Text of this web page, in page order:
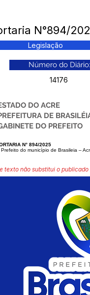
N°894/
Legislação
Número do Diário:
14176
DO ACRE
DE
DO PREFEITO
N° 894/2025
Prefeito do município de Brasileia –
texto não substitui o